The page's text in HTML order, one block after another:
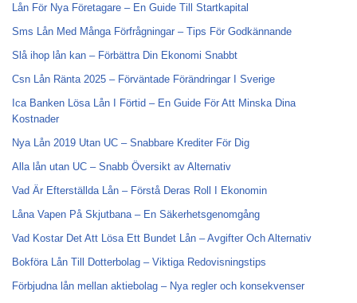
Lån För Nya Företagare – En Guide Till Startkapital
Sms Lån Med Många Förfrågningar – Tips För Godkännande
Slå ihop lån kan – Förbättra Din Ekonomi Snabbt
Csn Lån Ränta 2025 – Förväntade Förändringar I Sverige
Ica Banken Lösa Lån I Förtid – En Guide För Att Minska Dina
Kostnader
Nya Lån 2019 Utan UC – Snabbare Krediter För Dig
Alla lån utan UC – Snabb Översikt av Alternativ
Vad Är Efterställda Lån – Förstå Deras Roll I Ekonomin
Låna Vapen På Skjutbana – En Säkerhetsgenomgång
Vad Kostar Det Att Lösa Ett Bundet Lån – Avgifter Och Alternativ
Bokföra Lån Till Dotterbolag – Viktiga Redovisningstips
Förbjudna lån mellan aktiebolag – Nya regler och konsekvenser